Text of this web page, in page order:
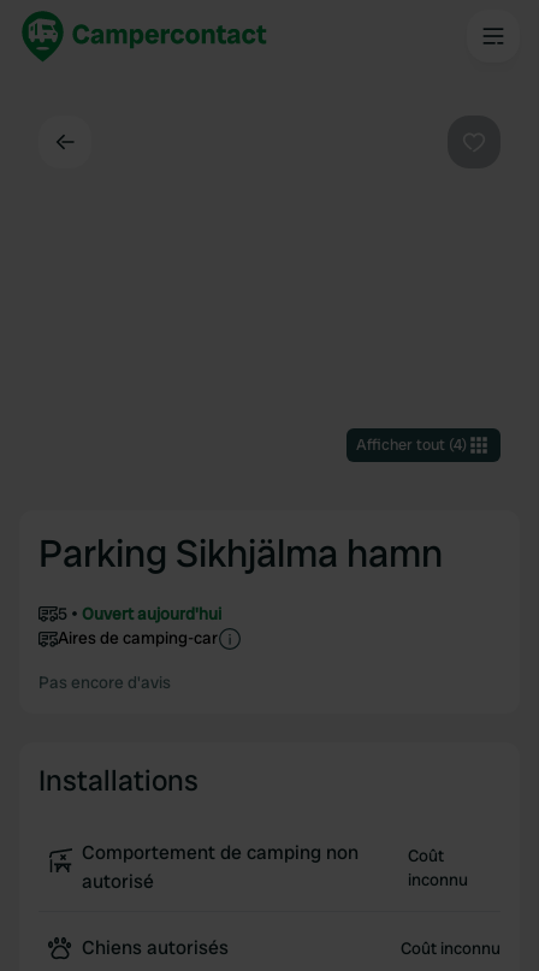
Afficher tout(4)
Parking Sikhjälma hamn
5
Ouvert aujourd'hui
Aires de camping-car
Pas encore d'avis
Installations
Comportement de camping non
autorisé
Coût
inconnu
Chiens autorisés Coût inconnu